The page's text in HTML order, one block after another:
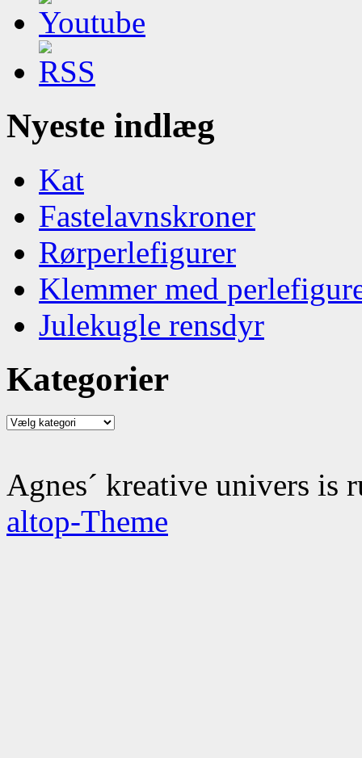
Nyeste indlæg
Kat
Fastelavnskroner
Rørperlefigurer
Klemmer med
Julekugle rensdyr
Kategorier
Kategorier
Agnes´ kreative univers
altop-Theme